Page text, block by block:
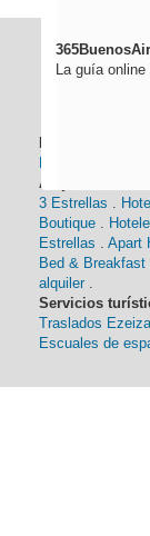
La guía
Alojamiento:
3 Estrellas
Boutique
Estrellas
Apart
Bed & Breakfast
alquiler
Servicios
Traslados
Escuales de